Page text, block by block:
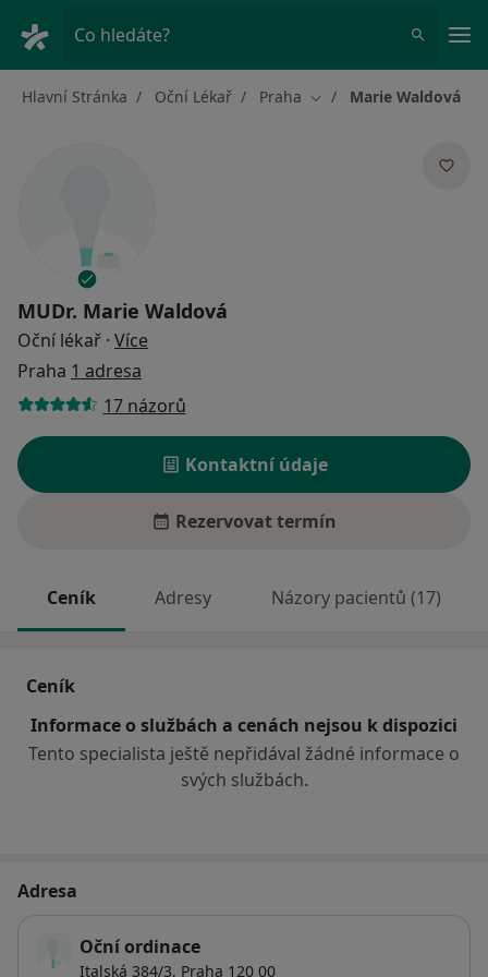
Co hledáte?
Hlavní Stránka Oční Lékař Praha Změna města
Marie Waldová
MUDr. Marie Waldová
Oční lékař · Více
Praha 1 adresa
17 názorů
Kontaktní údaje
Rezervovat termín
Ceník Adresy Názory pacientů (17)
Ceník
Informace o službách a cenách nejsou k dispozici
Tento specialista ještě nepřidával žádné informace o
svých službách.
Adresa
Oční ordinace
Italská 384/3, Praha 120 00